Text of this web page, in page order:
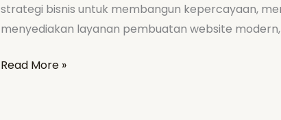
strategi bisnis untuk membangun kepercayaan,
menyediakan layanan pembuatan website
Read More »